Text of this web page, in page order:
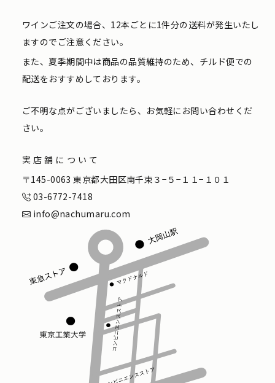
ワインご注文の場合、12本ごとに1件分の送料が発生いたし
ますのでご注意ください。
また、夏季期間中は商品の品質維持のため、チルド便での
配送をおすすめしております。
ご不明な点がございましたら、お気軽にお問い合わせくだ
さい。
実店舗について
〒145-0063 東京都大田区南千束３−５−１１−１０１
03-6772-7418
info@nachumaru.com